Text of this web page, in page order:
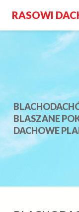
RASOWI
BLASZANE
DACHOWE